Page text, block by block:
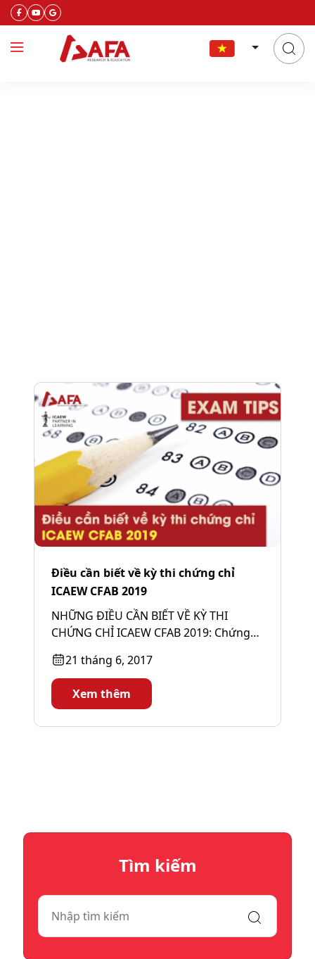
Điều cần biết về kỳ thi chứng chỉ
ICAEW CFAB 2019
NHỮNG ĐIỀU CẦN BIẾT VỀ KỲ THI
CHỨNG CHỈ ICAEW CFAB 2019: Chứng
21 tháng 6, 2017
Xem thêm
Tìm kiếm